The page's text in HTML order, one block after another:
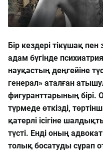
Бір кездері тікұшақ
адам бүгінде
науқастың деңгейіне
генерал» аталған
фигуранттарының
түрмеде өткізді,
қатерлі ісігіне
түсті. Енді оның
толық босатуды сұрап